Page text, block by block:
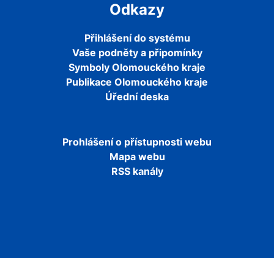
Odkazy
Přihlášení do systému
Vaše podněty a připomínky
Symboly Olomouckého kraje
Publikace Olomouckého kraje
Úřední deska
Prohlášení o přístupnosti webu
Mapa webu
RSS kanály